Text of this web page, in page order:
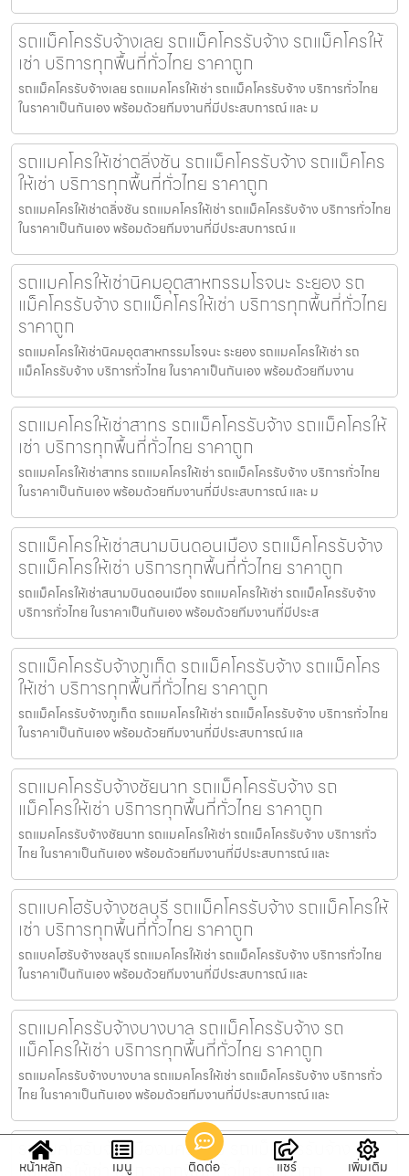
รถแม็คโครรับจ้างเลย รถแม็คโครรับจ้าง รถแม็คโครให้
เช่า บริการทุกพื้นที่ทั่วไทย ราคาถูก
รถแม็คโครรับจ้างเลย รถแมคโครให้เช่า รถแม็คโครรับจ้าง บริการทั่วไทย
ในราคาเป็นกันเอง พร้อมด้วยทีมงานที่มีประสบการณ์ และ ม
รถแมคโครให้เช่าตลิ่งชัน รถแม็คโครรับจ้าง รถแม็คโคร
ให้เช่า บริการทุกพื้นที่ทั่วไทย ราคาถูก
รถแมคโครให้เช่าตลิ่งชัน รถแมคโครให้เช่า รถแม็คโครรับจ้าง บริการทั่วไทย
ในราคาเป็นกันเอง พร้อมด้วยทีมงานที่มีประสบการณ์ แ
รถแมคโครให้เช่านิคมอุตสาหกรรมโรจนะ ระยอง รถ
แม็คโครรับจ้าง รถแม็คโครให้เช่า บริการทุกพื้นที่ทั่วไทย
ราคาถูก
รถแมคโครให้เช่านิคมอุตสาหกรรมโรจนะ ระยอง รถแมคโครให้เช่า รถ
แม็คโครรับจ้าง บริการทั่วไทย ในราคาเป็นกันเอง พร้อมด้วยทีมงาน
รถแมคโครให้เช่าสาทร รถแม็คโครรับจ้าง รถแม็คโครให้
เช่า บริการทุกพื้นที่ทั่วไทย ราคาถูก
รถแมคโครให้เช่าสาทร รถแมคโครให้เช่า รถแม็คโครรับจ้าง บริการทั่วไทย
ในราคาเป็นกันเอง พร้อมด้วยทีมงานที่มีประสบการณ์ และ ม
รถแม็คโครให้เช่าสนามบินดอนเมือง รถแม็คโครรับจ้าง
รถแม็คโครให้เช่า บริการทุกพื้นที่ทั่วไทย ราคาถูก
รถแม็คโครให้เช่าสนามบินดอนเมือง รถแมคโครให้เช่า รถแม็คโครรับจ้าง
บริการทั่วไทย ในราคาเป็นกันเอง พร้อมด้วยทีมงานที่มีประส
รถแม็คโครรับจ้างภูเก็ต รถแม็คโครรับจ้าง รถแม็คโคร
ให้เช่า บริการทุกพื้นที่ทั่วไทย ราคาถูก
รถแม็คโครรับจ้างภูเก็ต รถแมคโครให้เช่า รถแม็คโครรับจ้าง บริการทั่วไทย
ในราคาเป็นกันเอง พร้อมด้วยทีมงานที่มีประสบการณ์ แล
รถแมคโครรับจ้างชัยนาท รถแม็คโครรับจ้าง รถ
แม็คโครให้เช่า บริการทุกพื้นที่ทั่วไทย ราคาถูก
รถแมคโครรับจ้างชัยนาท รถแมคโครให้เช่า รถแม็คโครรับจ้าง บริการทั่ว
ไทย ในราคาเป็นกันเอง พร้อมด้วยทีมงานที่มีประสบการณ์ และ
รถแบคโฮรับจ้างชลบุรี รถแม็คโครรับจ้าง รถแม็คโครให้
เช่า บริการทุกพื้นที่ทั่วไทย ราคาถูก
รถแบคโฮรับจ้างชลบุรี รถแมคโครให้เช่า รถแม็คโครรับจ้าง บริการทั่วไทย
ในราคาเป็นกันเอง พร้อมด้วยทีมงานที่มีประสบการณ์ และ
รถแมคโครรับจ้างบางบาล รถแม็คโครรับจ้าง รถ
แม็คโครให้เช่า บริการทุกพื้นที่ทั่วไทย ราคาถูก
รถแมคโครรับจ้างบางบาล รถแมคโครให้เช่า รถแม็คโครรับจ้าง บริการทั่ว
ไทย ในราคาเป็นกันเอง พร้อมด้วยทีมงานที่มีประสบการณ์ และ
รถแบคโฮรับจ้างเมืองนครปฐม รถแม็คโครรับจ้าง รถ
หน้าหลัก เมนู ติดต่อ แชร์ เพิ่มเติม